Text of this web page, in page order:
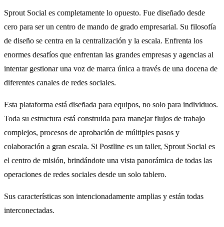
Sprout Social es completamente lo opuesto. Fue diseñado desde
cero para ser un centro de mando de grado empresarial. Su filosofía
de diseño se centra en la centralización y la escala. Enfrenta los
enormes desafíos que enfrentan las grandes empresas y agencias al
intentar gestionar una voz de marca única a través de una docena de
diferentes canales de redes sociales.
Esta plataforma está diseñada para equipos, no solo para individuos.
Toda su estructura está construida para manejar flujos de trabajo
complejos, procesos de aprobación de múltiples pasos y
colaboración a gran escala. Si Postline es un taller, Sprout Social es
el centro de misión, brindándote una vista panorámica de todas las
operaciones de redes sociales desde un solo tablero.
Sus características son intencionadamente amplias y están todas
interconectadas.